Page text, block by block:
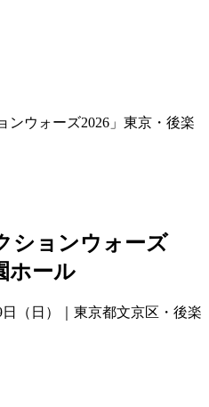
ンウォーズ2026」東京・後楽
ションウォーズ
ホール
日（日）｜東京都文京区・後楽